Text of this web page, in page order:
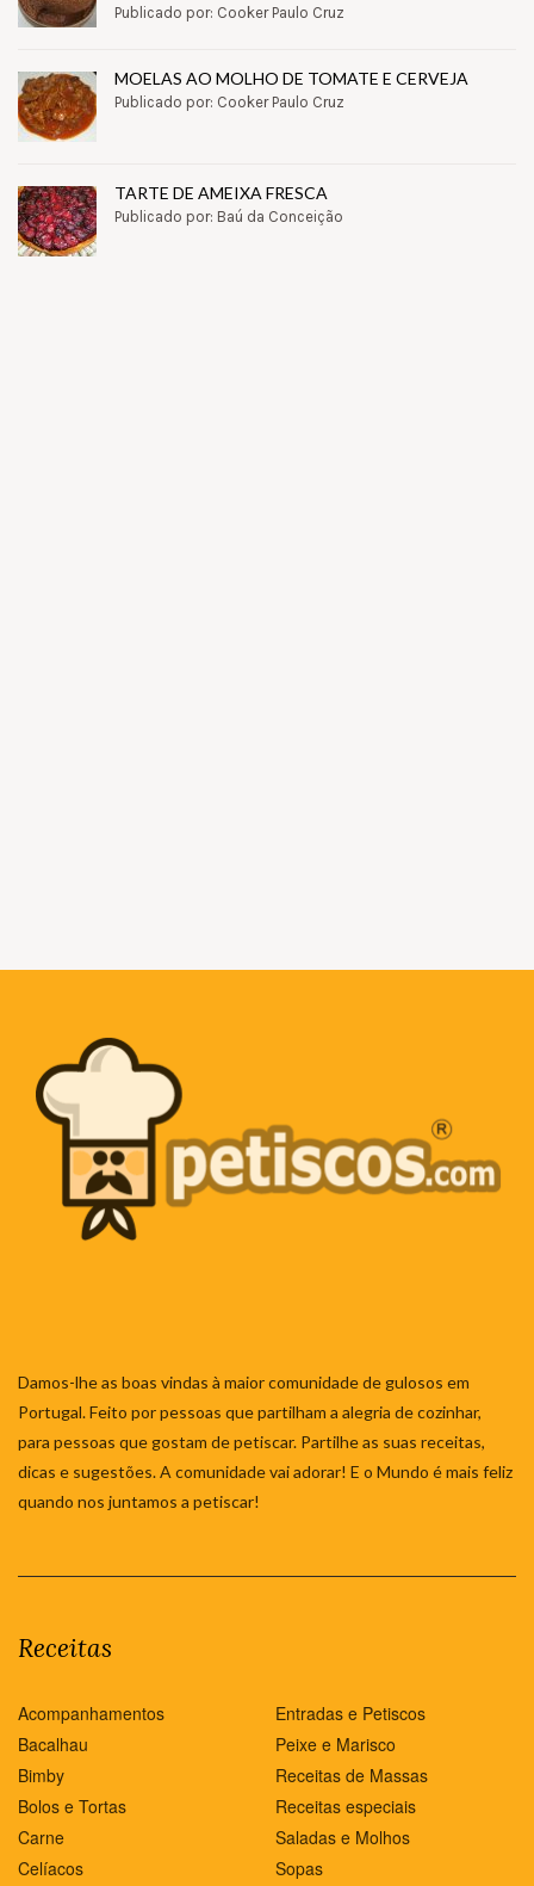
Publicado por: Cooker Paulo Cruz
MOELAS AO MOLHO DE TOMATE E CERVEJA
Publicado por: Cooker Paulo Cruz
TARTE DE AMEIXA FRESCA
Publicado por: Baú da Conceição
Damos-lhe as boas vindas à maior comunidade de gulosos em
Portugal. Feito por pessoas que partilham a alegria de cozinhar,
para pessoas que gostam de petiscar. Partilhe as suas receitas,
dicas e sugestões. A comunidade vai adorar! E o Mundo é mais feliz
quando nos juntamos a petiscar!
Receitas
Acompanhamentos
Bacalhau
Bimby
Bolos e Tortas
Carne
Celíacos
Entradas e Petiscos
Peixe e Marisco
Receitas de Massas
Receitas especiais
Saladas e Molhos
Sopas